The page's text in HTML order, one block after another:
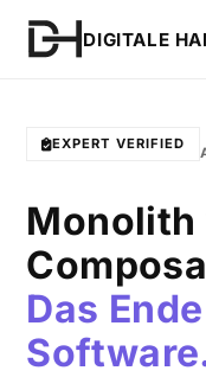
DIGITALE
EXPERT VERIFIED
Monolith
Das